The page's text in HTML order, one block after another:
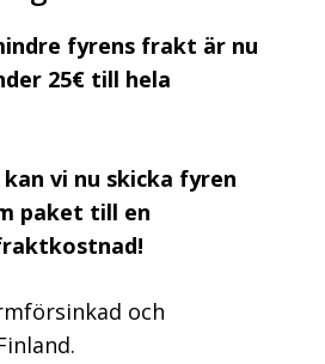
fyrens frakt är nu
25€ till hela
vi nu skicka fyren
paket till en
och